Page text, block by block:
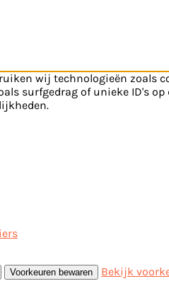
wij technologieën
surfgedrag of unieke ID's
Voorkeuren bewaren Bekijk